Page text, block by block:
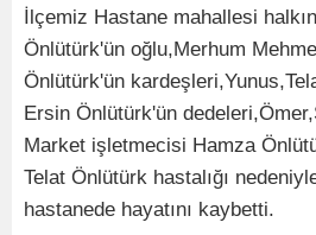
İlçemiz Hastane mahallesi
Önlütürk'ün oğlu,Merhum
Önlütürk'ün
Ersin Önlütürk'ün
Market işletmecisi Hamza
Telat Önlütürk hastalığı
hastanede hayatını kaybetti.